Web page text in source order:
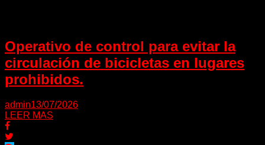
Operativo de control para evitar la
circulación de bicicletas en lugares
prohibidos.
admin13/07/2026
LEER MAS